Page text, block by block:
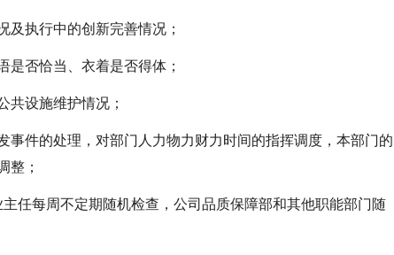
及执行中的创新完善情况；
是否恰当、衣着是否得体；
共设施维护情况；
事件的处理，对部门人力物力财力时间的指挥调度，本部门的
整；
任每周不定期随机检查，公司品质保障部和其他职能部门随